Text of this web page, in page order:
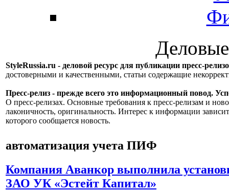
StyleRussia.ru - деловой ресурс для публикации пресс-
достоверными и качественными, статьи содержащие
Пресс-релиз - прежде всего это информационный повод.
О пресс-релизах. Основные требования к пресс-релизам и
лаконичность, оригинальность. Интерес к информации
которого сообщается новость.
автоматизация учета ПИФ
Компания Аванкор выполнила
ЗАО УК «Эстейт Капитал»